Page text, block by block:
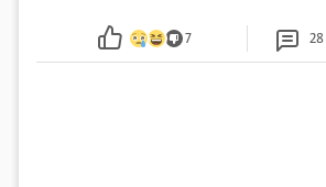
7 28